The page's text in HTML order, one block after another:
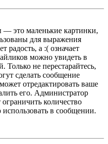
это маленькие картинки,
для выражения
радость, а :( означает
можно увидеть в
Только не перестарайтесь,
сделать сообщение
отредактировать ваше
его. Администратор
количество
в сообщении.